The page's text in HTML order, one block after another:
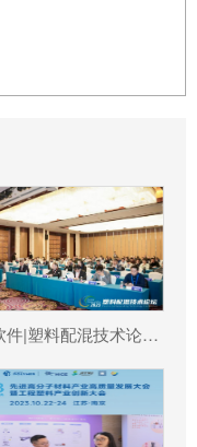
顺景软件|塑料配混技术论坛上展示数字化的力量